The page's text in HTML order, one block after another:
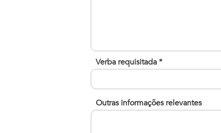
Verba requisitada *
Outras informações relevantes